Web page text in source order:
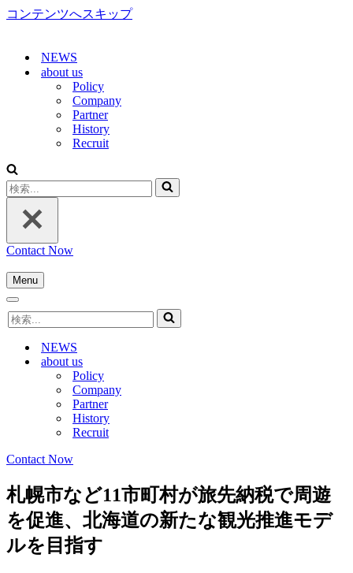
コンテンツへスキップ
NEWS
about us
Policy
Company
Partner
History
Recruit
検
索...
Contact Now
Menu
ナ
ゲ
シ
ョ
ナ
ビ
検
索...
NEWS
about us
Policy
Company
Partner
History
Recruit
Contact Now
札幌市など11市町村が旅先納税で周遊
を促進、北海道の新たな観光推進モデ
ルを目指す